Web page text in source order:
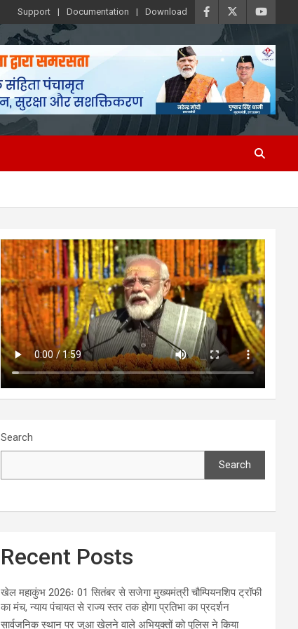
Support Documentation Download
Search
Search
Recent Posts
खेल महाकुंभ 2026ः 01 सितंबर से सजेगा मुख्यमंत्री चौम्पियनशिप ट्रॉफी
का मंच, न्याय पंचायत से राज्य स्तर तक होगा प्रतिभा का प्रदर्शन
सार्वजनिक स्थान पर जुआ खेलने वाले अभियुक्तों को पुलिस ने किया